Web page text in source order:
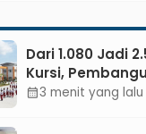
Sejarah, Geopark,
Literasi Pertanian
Dari 1.080 Jadi
Kursi,
Sekolah Rakyat
calendar_month3 menit yang lalu